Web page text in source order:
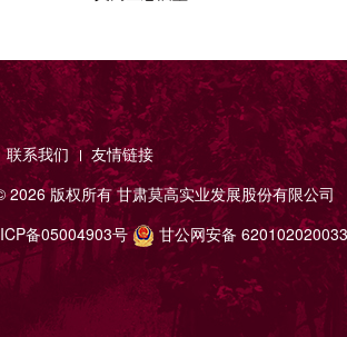
联系我们
友情链接
2026 版权所有甘肃莫高实业发展股份有限公司
备05004903号 甘公网安备